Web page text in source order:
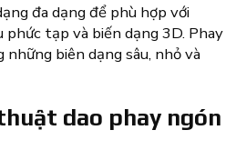
đa dạng để phù hợp với
tạp và biến dạng 3D. Phay
biên dạng sâu, nhỏ và
dao phay ngón